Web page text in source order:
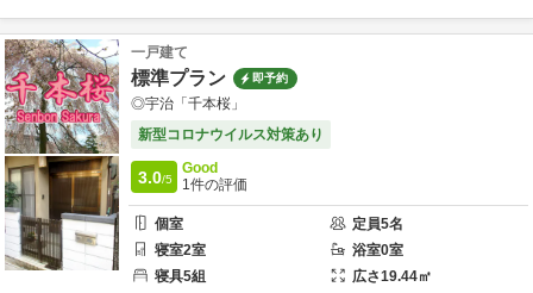
一戸建て
標準プラン 即予約
◎宇治「千本桜」
新型コロナウイルス対策あり
3.0/5
Good
1件の評価
個室 定員5名
寝室2室 浴室0室
寝具5組 広さ19.44㎡